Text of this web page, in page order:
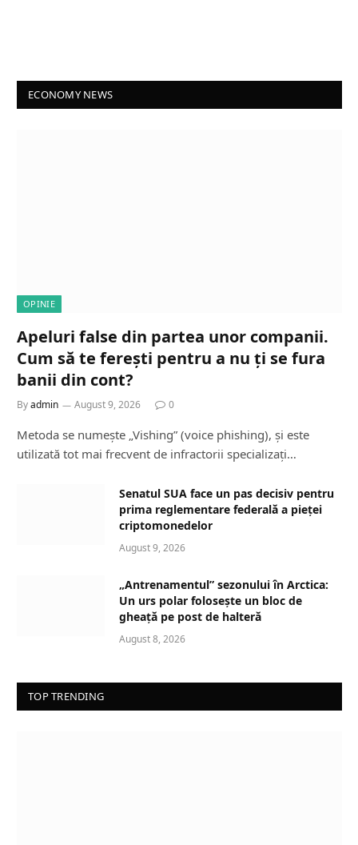
ECONOMY NEWS
OPINIE
Apeluri false din partea unor companii.
Cum să te ferești pentru a nu ți se fura
banii din cont?
Byadmin August 9, 2026 0
Metoda se numește „Vishing” (voice phishing), și este
utilizată tot mai frecvent de infractorii specializați…
Senatul SUA face un pas decisiv pentru
prima reglementare federală a pieței
criptomonedelor
August 9, 2026
„Antrenamentul” sezonului în Arctica:
Un urs polar folosește un bloc de
gheață pe post de halteră
August 8, 2026
TOP TRENDING